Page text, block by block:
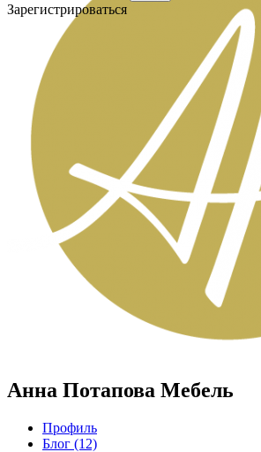
Зарегистрироваться
Анна Потапова Мебель
Профиль
Блог (12)